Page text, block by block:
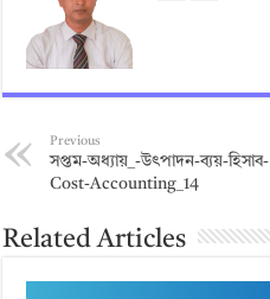
Previous
সপ্তম-অধ্যায়_-উৎপাদন-ব্যয়-হিসাব-
Cost-Accounting_14
Related Articles